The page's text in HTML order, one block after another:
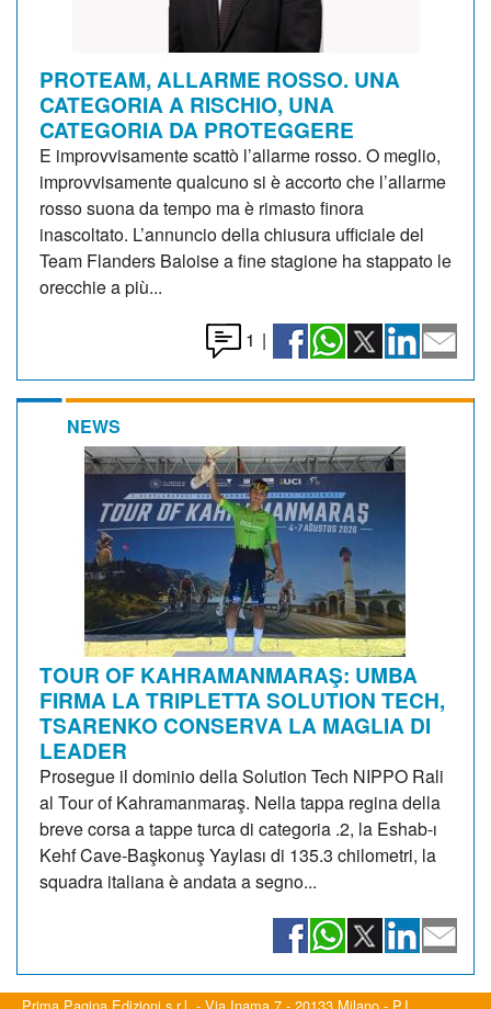
PROTEAM, ALLARME ROSSO. UNA
CATEGORIA A RISCHIO, UNA
CATEGORIA DA PROTEGGERE
E improvvisamente scattò l’allarme rosso. O meglio,
improvvisamente qualcuno si è accorto che l’allarme
rosso suona da tempo ma è rimasto finora
inascoltato. L’annuncio della chiusura ufficiale del
Team Flanders Baloise a fine stagione ha stappato le
orecchie a più...
1 |
NEWS
TOUR OF KAHRAMANMARAŞ: UMBA
FIRMA LA TRIPLETTA SOLUTION TECH,
TSARENKO CONSERVA LA MAGLIA DI
LEADER
Prosegue il dominio della Solution Tech NIPPO Rali
al Tour of Kahramanmaraş. Nella tappa regina della
breve corsa a tappe turca di categoria .2, la Eshab-ı
Kehf Cave-Başkonuş Yaylası di 135.3 chilometri, la
squadra italiana è andata a segno...
Prima Pagina Edizioni s.r.l. - Via Inama 7 - 20133 Milano - P.I.